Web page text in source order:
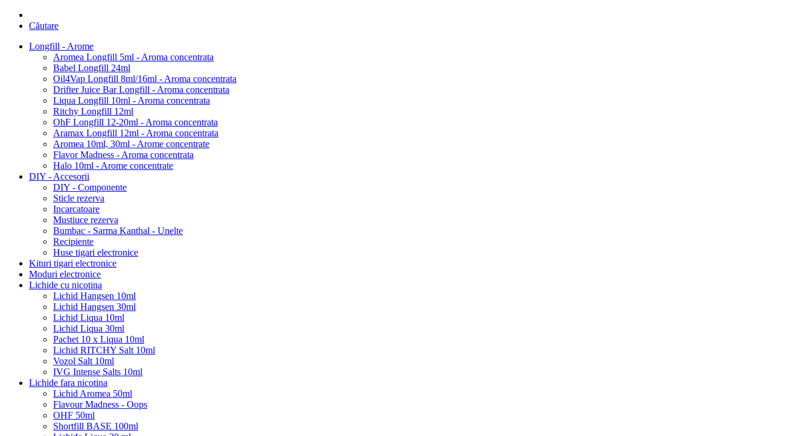
Căutare
Longfill - Arome
Aromea Longfill 5ml - Aroma concentrata
Babel Longfill 24ml
Oil4Vap Longfill 8ml/16ml - Aroma concentrata
Drifter Juice Bar Longfill - Aroma concentrata
Liqua Longfill 10ml - Aroma concentrata
Ritchy Longfill 12ml
OhF Longfill 12-20ml - Aroma concentrata
Aramax Longfill 12ml - Aroma concentrata
Aromea 10ml, 30ml - Arome concentrate
Flavor Madness - Aroma concentrata
Halo 10ml - Arome concentrate
DIY - Accesorii
DIY - Componente
Sticle rezerva
Incarcatoare
Mustiuce rezerva
Bumbac - Sarma Kanthal - Unelte
Recipiente
Huse tigari electronice
Kituri tigari electronice
Moduri electronice
Lichide cu nicotina
Lichid Hangsen 10ml
Lichid Hangsen 30ml
Lichid Liqua 10ml
Lichid Liqua 30ml
Pachet 10 x Liqua 10ml
Lichid RITCHY Salt 10ml
Vozol Salt 10ml
IVG Intense Salts 10ml
Lichide fara nicotina
Lichid Aromea 50ml
Flavour Madness - Oops
OHF 50ml
Shortfill BASE 100ml